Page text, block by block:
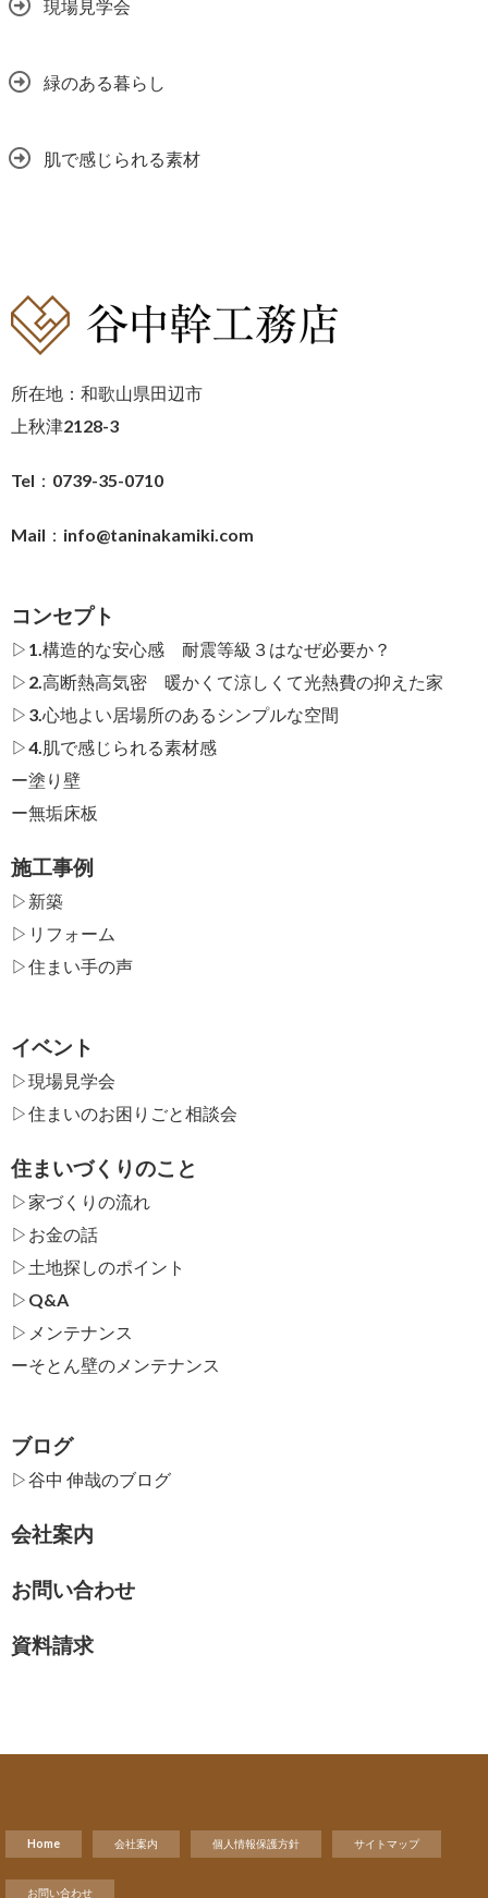
現場見学会
緑のある暮らし
肌で感じられる素材
所在地：和歌山県田辺市
上秋津2128-3
Tel：0739-35-0710
Mail： info@taninakamiki.com
コンセプト
▷1.構造的な安心感 耐震等級３はなぜ必要か？
▷2.高断熱高気密 暖かくて涼しくて光熱費の抑えた家
▷3.心地よい居場所のあるシンプルな空間
▷4.肌で感じられる素材感
ー塗り壁
ー無垢床板
施工事例
▷新築
▷リフォーム
▷住まい手の声
イベント
▷現場見学会
▷住まいのお困りごと相談会
住まいづくりのこと
▷家づくりの流れ
▷お金の話
▷土地探しのポイント
▷Q&A
▷メンテナンス
ーそとん壁のメンテナンス
ブログ
▷谷中 伸哉のブログ
会社案内
お問い合わせ
資料請求
Home 会社案内 個人情報保護方針 サイトマップ
お問い合わせ